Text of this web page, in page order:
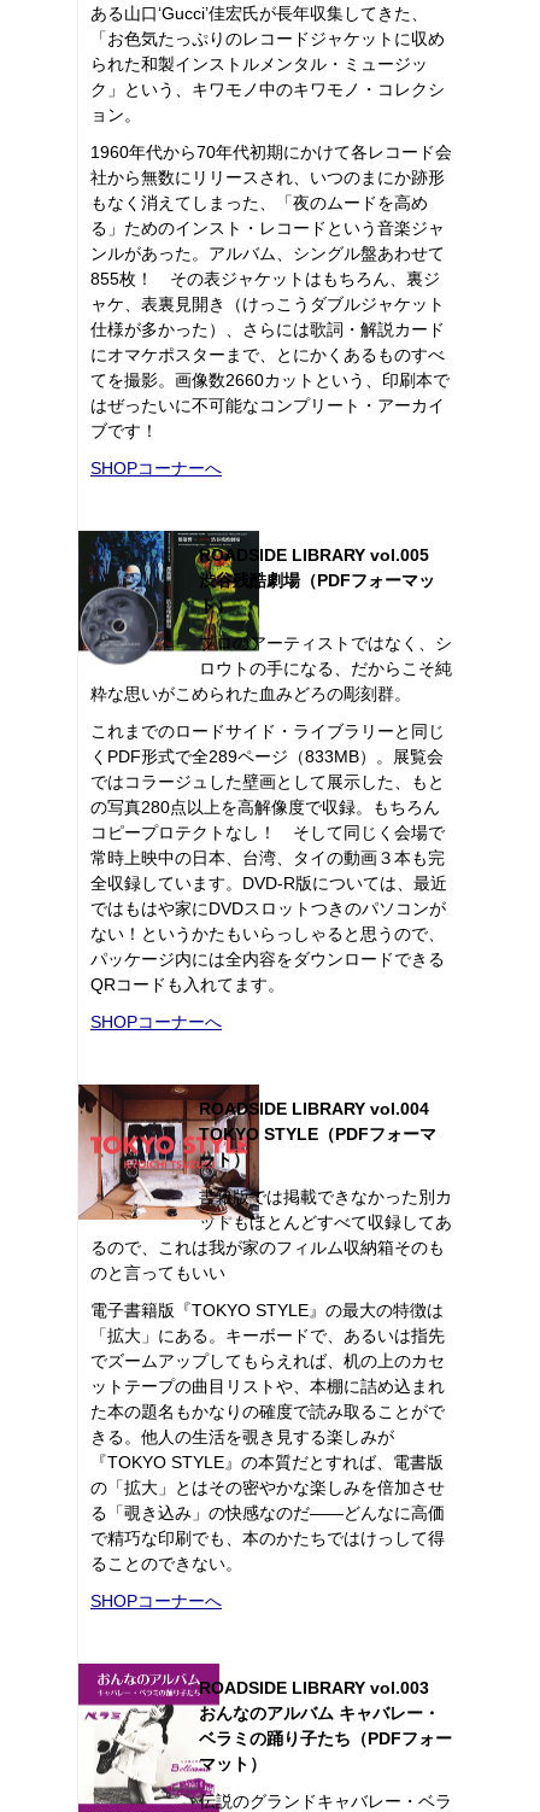
ある山口‘Gucci’佳宏氏が長年収集してきた、
「お色気たっぷりのレコードジャケットに収め
られた和製インストルメンタル・ミュージッ
ク」という、キワモノ中のキワモノ・コレクシ
ョン。
1960年代から70年代初期にかけて各レコード会
社から無数にリリースされ、いつのまにか跡形
もなく消えてしまった、「夜のムードを高め
る」ためのインスト・レコードという音楽ジャ
ンルがあった。アルバム、シングル盤あわせて
855枚！ その表ジャケットはもちろん、裏ジ
ャケ、表裏見開き（けっこうダブルジャケット
仕様が多かった）、さらには歌詞・解説カード
にオマケポスターまで、とにかくあるものすべ
てを撮影。画像数2660カットという、印刷本で
はぜったいに不可能なコンプリート・アーカイ
ブです！
SHOPコーナーへ
ROADSIDE LIBRARY vol.005
渋谷残酷劇場（PDFフォーマッ
ト）
プロのアーティストではなく、シ
ロウトの手になる、だからこそ純
粋な思いがこめられた血みどろの彫刻群。
これまでのロードサイド・ライブラリーと同じ
くPDF形式で全289ページ（833MB）。展覧会
ではコラージュした壁画として展示した、もと
の写真280点以上を高解像度で収録。もちろん
コピープロテクトなし！ そして同じく会場で
常時上映中の日本、台湾、タイの動画３本も完
全収録しています。DVD-R版については、最近
ではもはや家にDVDスロットつきのパソコンが
ない！というかたもいらっしゃると思うので、
パッケージ内には全内容をダウンロードできる
QRコードも入れてます。
SHOPコーナーへ
ROADSIDE LIBRARY vol.004
TOKYO STYLE（PDFフォーマ
ット）
書籍版では掲載できなかった別カ
ットもほとんどすべて収録してあ
るので、これは我が家のフィルム収納箱そのも
のと言ってもいい
電子書籍版『TOKYO STYLE』の最大の特徴は
「拡大」にある。キーボードで、あるいは指先
でズームアップしてもらえれば、机の上のカセ
ットテープの曲目リストや、本棚に詰め込まれ
た本の題名もかなりの確度で読み取ることがで
きる。他人の生活を覗き見する楽しみが
『TOKYO STYLE』の本質だとすれば、電書版
の「拡大」とはその密やかな楽しみを倍加させ
る「覗き込み」の快感なのだ――どんなに高価
で精巧な印刷でも、本のかたちではけっして得
ることのできない。
SHOPコーナーへ
ROADSIDE LIBRARY vol.003
おんなのアルバム キャバレー・
ベラミの踊り子たち（PDFフォー
マット）
伝説のグランドキャバレー・ベラ